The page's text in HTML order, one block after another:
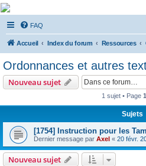
De Musicae Militari -
Forums
Forums de discussions
FAQ
Accueil Index du forum Ressources
Ordonnances et autres
Nouveau sujet
1 sujet • Page 1
Sujets
[1754] Instruction pour les
Dernier message par Axel « 20 févr.
Nouveau sujet